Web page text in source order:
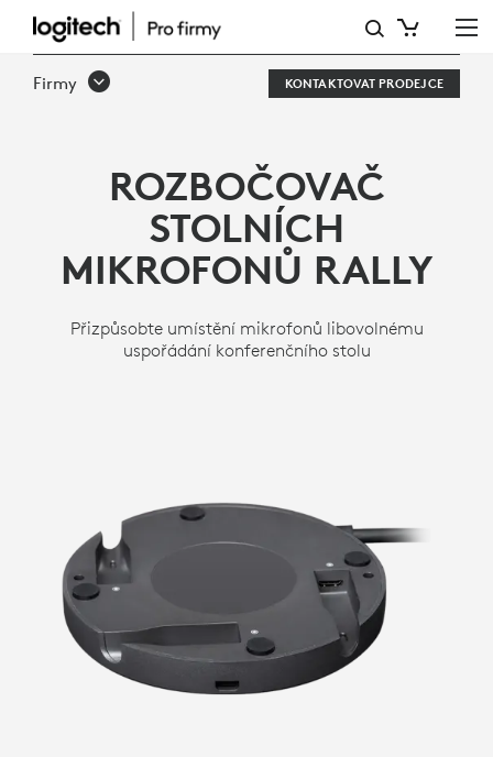
ROZBOČOVAČ
STOLNÍCH
Firmy KONTAKTOVAT PRODEJCE
ROZBOČOVAČ
STOLNÍCH
MIKROFONŮ RALLY
Přizpůsobte umístění mikrofonů libovolnému
uspořádání konferenčního stolu